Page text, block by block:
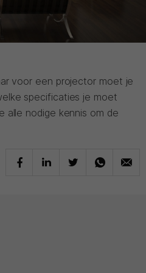
voor een projector moet je
specificaties je moet
alle nodige kennis om de